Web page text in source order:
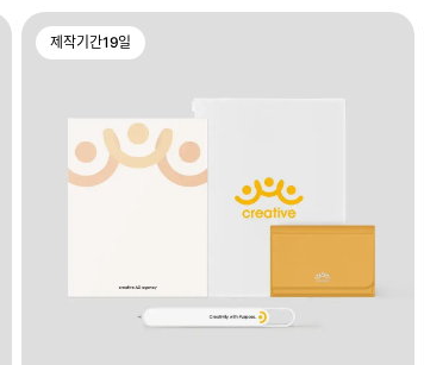
제작기간19일